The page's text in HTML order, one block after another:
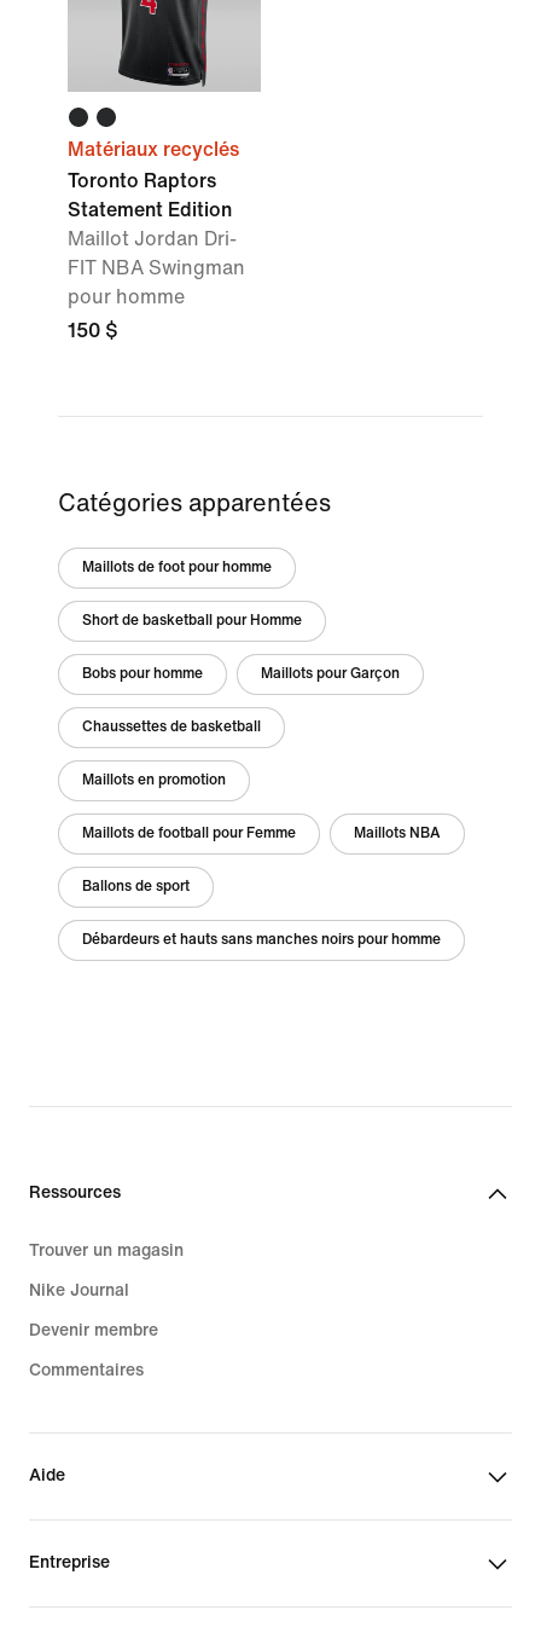
Matériaux recyclés
Toronto Raptors
Statement Edition
Maillot Jordan Dri-
FIT NBA Swingman
pour homme
150 $
Catégories apparentées
Maillots de foot pour homme
Short de basketball pour Homme
Bobs pour homme Maillots pour Garçon
Chaussettes de basketball
Maillots en promotion
Maillots de football pour Femme Maillots NBA
Ballons de sport
Débardeurs et hauts sans manches noirs pour homme
Ressources
Trouver un magasin
Nike Journal
Devenir membre
Commentaires
Aide
Entreprise